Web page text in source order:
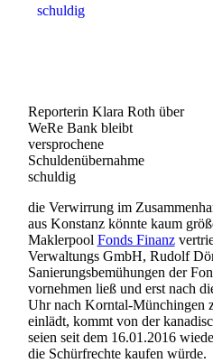
Reporterin Klara Roth über
WeRe Bank bleibt
versprochene
Schuldenübernahme
schuldig
die Verwirrung im
aus Konstanz könnte kaum
Maklerpool Fonds Finanz
Verwaltungs GmbH, Rudolf
Sanierungsbemühungen der
vornehmen ließ und erst nach
Uhr nach Korntal-Münchingen
einlädt, kommt von der
seien seit dem 16.01.2016
die Schürfrechte kaufen würde.